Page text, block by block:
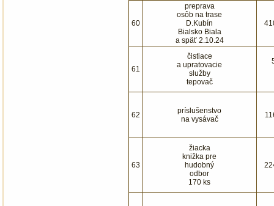
60
preprava
osôb na trase
D.Kubín
Bialsko Biala
a späť 2.10.24
61
čistiace
a upratovacie
služby
tepovač
62
príslušenstvo
na vysávač
63
žiacka
knižka pre
hudobný
odbor
170 ks